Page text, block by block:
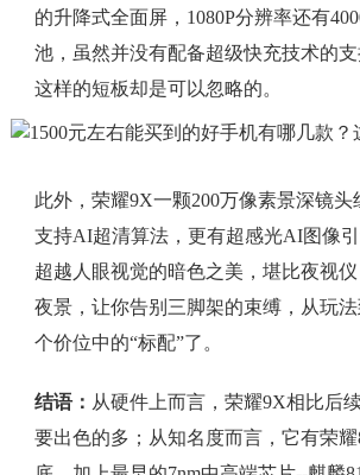
的升降式全面屏，1080P分辨率还有
池，虽然并没有配备超级快充技术的
这样的短板却是可以忽略的。
此外，荣耀9X一颗200万像素景深镜头
支持AI超清算法，更有超感光AI图像
超越人眼视觉的暗色之美，堪比夜视
夜景，让你告别三脚架的束缚，从玩
个价位中的“标配”了。
结语： 从硬件上而言，荣耀9X相比后
要出色的多；从知名度而言，它有荣